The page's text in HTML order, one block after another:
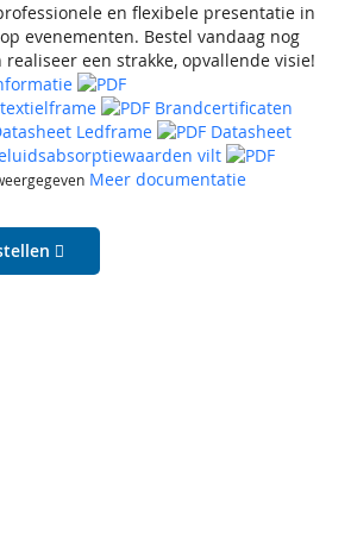
en flexibele presentatie in
evenementen. Bestel vandaag nog
een strakke, opvallende visie!
Brandcertificaten
Ledframe
Datasheet
vilt
Meer documentatie